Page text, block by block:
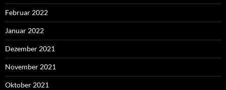
Februar 2022
Januar 2022
Dezember 2021
November 2021
Oktober 2021